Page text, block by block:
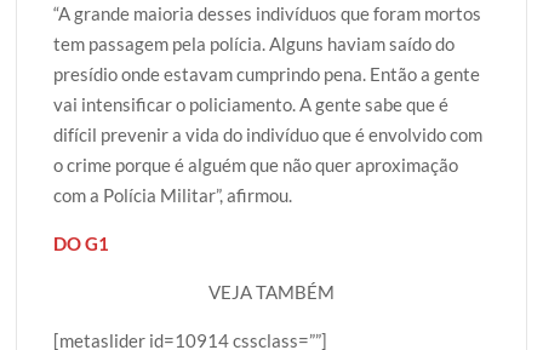
“A grande maioria desses indivíduos que foram mortos
tem passagem pela polícia. Alguns haviam saído do
presídio onde estavam cumprindo pena. Então a gente
vai intensificar o policiamento. A gente sabe que é
difícil prevenir a vida do indivíduo que é envolvido com
o crime porque é alguém que não quer aproximação
com a Polícia Militar”, afirmou.
DO G1
VEJA TAMBÉM
[metaslider id=10914 cssclass=””]